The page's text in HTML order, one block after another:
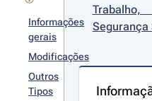
Informações
gerais
Modificações
Outros
Tipos
Segurança